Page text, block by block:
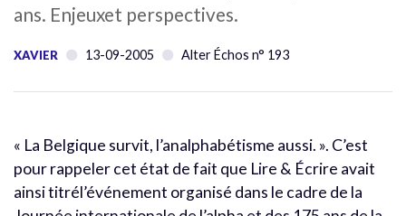
ans. Enjeuxet perspectives.
XAVIER 13-09-2005 Alter Échos n° 193
« La Belgique survit, l’analphabétisme aussi. ». C’est
pour rappeler cet état de fait que Lire & Écrire avait
ainsi titrél’événement organisé dans le cadre de la